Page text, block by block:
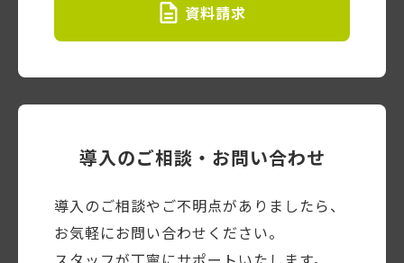
資料請求
導入のご相談・お問い合わせ
導入のご相談やご不明点がありましたら、
お気軽にお問い合わせください。